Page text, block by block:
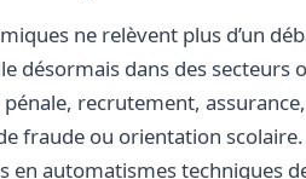
ne relèvent plus d’un
désormais dans des
pénale, recrutement,
fraude ou orientation scolaire.
en automatismes techniques